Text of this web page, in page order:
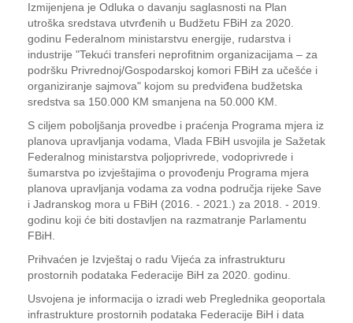
Izmijenjena je Odluka o davanju saglasnosti na Plan
utroška sredstava utvrđenih u Budžetu FBiH za 2020.
godinu Federalnom ministarstvu energije, rudarstva i
industrije "Tekući transferi neprofitnim organizacijama – za
podršku Privrednoj/Gospodarskoj komori FBiH za učešće i
organiziranje sajmova" kojom su predviđena budžetska
sredstva sa 150.000 KM smanjena na 50.000 KM.
S ciljem poboljšanja provedbe i praćenja Programa mjera iz
planova upravljanja vodama, Vlada FBiH usvojila je Sažetak
Federalnog ministarstva poljoprivrede, vodoprivrede i
šumarstva po izvještajima o provođenju Programa mjera
planova upravljanja vodama za vodna područja rijeke Save
i Jadranskog mora u FBiH (2016. - 2021.) za 2018. - 2019.
godinu koji će biti dostavljen na razmatranje Parlamentu
FBiH.
Prihvaćen je Izvještaj o radu Vijeća za infrastrukturu
prostornih podataka Federacije BiH za 2020. godinu.
Usvojena je informacija o izradi web Preglednika geoportala
infrastrukture prostornih podataka Federacije BiH i data